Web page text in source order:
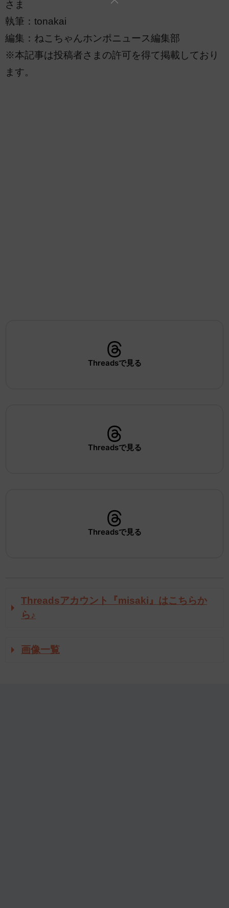
さま
執筆：tonakai
編集：ねこちゃんホンポニュース編集部
※本記事は投稿者さまの許可を得て掲載しており
ます。
Threadsで見る
Threadsで見る
Threadsで見る
Threadsアカウント『misaki』はこちらか
ら♪
画像一覧